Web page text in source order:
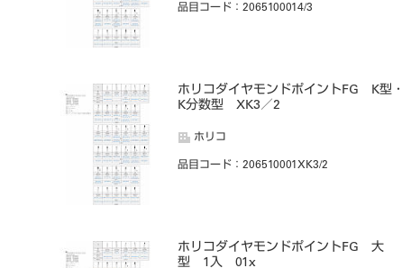
品目コード ：2065100014/3
ホリコダイヤモンドポイントFG K型・
K分数型 XK3／2
ホリコ
品目コード ：206510001XK3/2
ホリコダイヤモンドポイントFG 大
型 1入 01x